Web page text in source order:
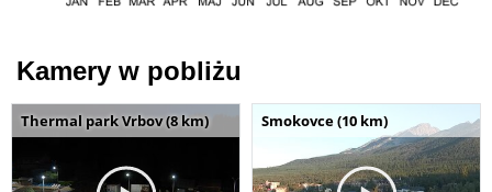
Kamery w pobliżu
Thermal park Vrbov (8 km) Smokovce (10 km)